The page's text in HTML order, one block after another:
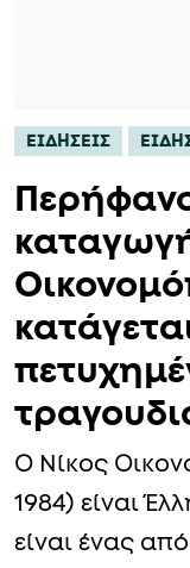
ΕΙΔΗΣΕΙΣ
Ο Νίκος
1984) είναι
είναι ένας